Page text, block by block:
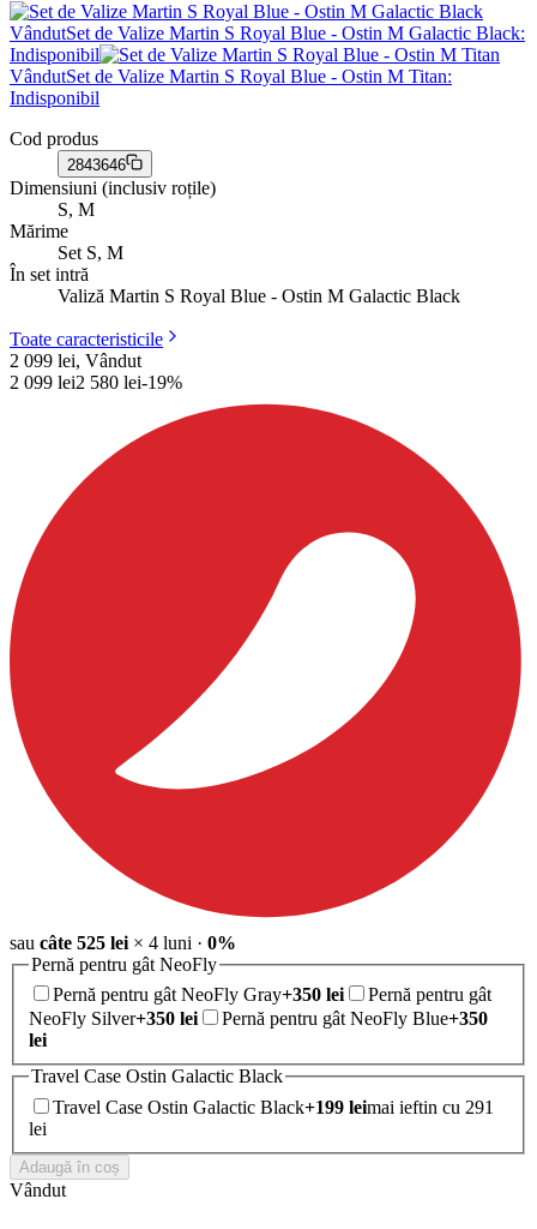
VândutSet de Valize Martin S Royal Blue - Ostin M Galactic Black:
Indisponibil
VândutSet de Valize Martin S Royal Blue - Ostin M Titan:
Indisponibil
Cod produs
2843646
Dimensiuni (inclusiv roțile)
S, M
Mărime
Set S, M
În set intră
Valiză Martin S Royal Blue - Ostin M Galactic Black
Toate caracteristicile
2 099 lei, Vândut
2 099 lei2 580 lei-19%
sau câte 525 lei × 4 luni · 0%
Pernă pentru gât NeoFly
Pernă pentru gât NeoFly Gray+350 lei
Pernă pentru gât
NeoFly Silver+350 lei Pernă pentru gât NeoFly Blue+350
lei
Travel Case Ostin Galactic Black
Travel Case Ostin Galactic Black+199 leimai ieftin cu 291
lei
Adaugă în coș
Vândut